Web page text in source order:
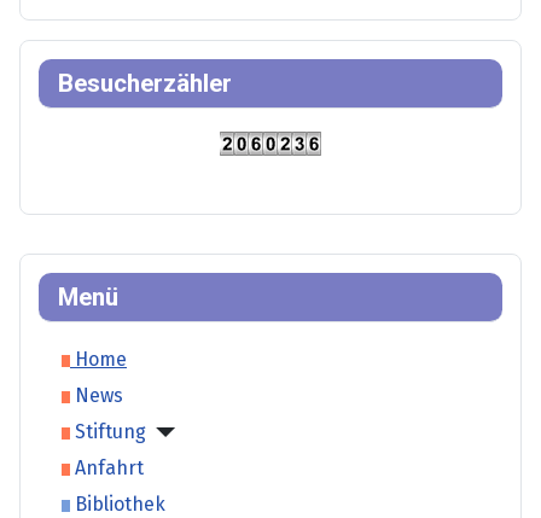
Menü
Home
News
Stiftung
Anfahrt
Bibliothek
Besucherzähler